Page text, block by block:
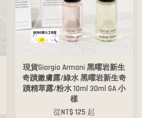
現貨Giorgio Armani 黑曜岩新生
奇蹟嫩膚露/綠水 黑曜岩新生奇
蹟精萃露/粉水 10ml 30ml GA 小
樣
從NT$ 125 起